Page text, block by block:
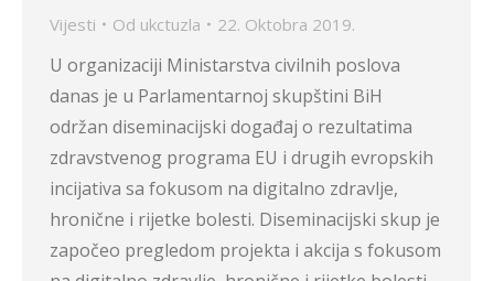
Vijesti Od ukctuzla 22. Oktobra 2019.
U organizaciji Ministarstva civilnih poslova
danas je u Parlamentarnoj skupštini BiH
održan diseminacijski događaj o rezultatima
zdravstvenog programa EU i drugih evropskih
incijativa sa fokusom na digitalno zdravlje,
hronične i rijetke bolesti. Diseminacijski skup je
započeo pregledom projekta i akcija s fokusom